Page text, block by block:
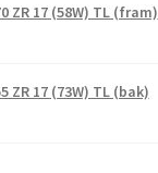
ZR 17 (58W) TL (fram)
ZR 17 (73W) TL (bak)